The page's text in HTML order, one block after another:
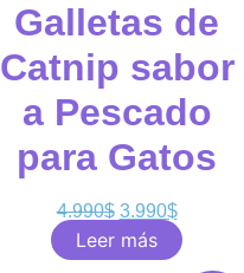
Galletas de
Catnip sabor
a Pescado
para Gatos
4.990$ 3.990$
Leer más